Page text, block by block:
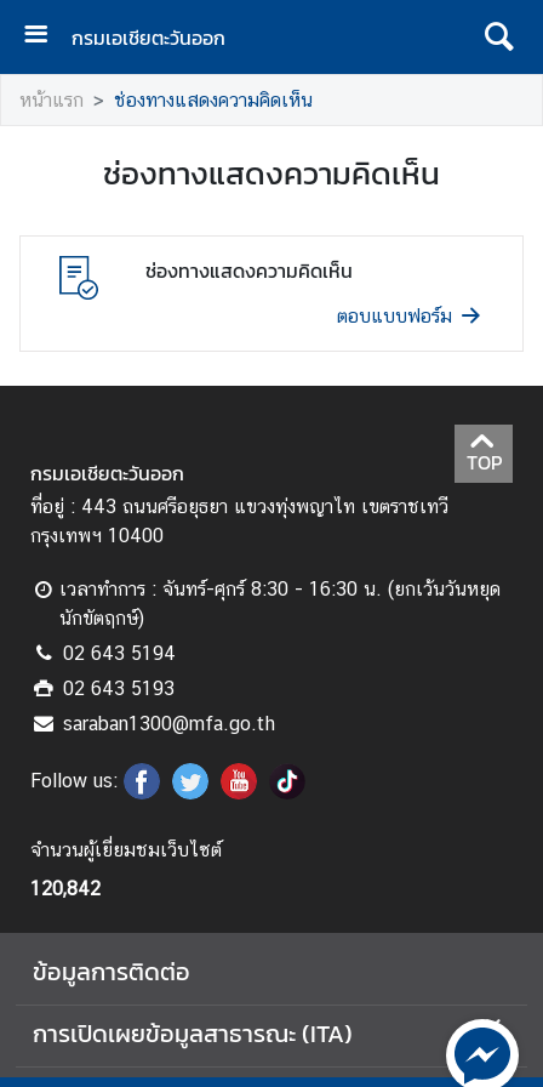
กรมเอเชียตะวันออก
ห
น้
ก
ข้
พื้
า
น
ห
ว
ย
ง
า
น
เ
ย
ว
กั
บ
ภู
มิ
ภ
หน้าแรก ช่องทางแสดงความคิดเห็น
ช่องทางแสดงความคิดเห็น
ช่องทางแสดงความคิดเห็น
ตอบแบบฟอร์ม
TOP
กรมเอเชียตะวันออก
ที่อยู่ : 443 ถนนศรีอยุธยา แขวงทุ่งพญาไท เขตราชเทวี
กรุงเทพฯ 10400
เวลาทำการ : จันทร์-ศุกร์ 8:30 - 16:30 น. (ยกเว้นวันหยุด
นักขัตฤกษ์)
02 643 5194
02 643 5193
saraban1300@mfa.go.th
Follow us:
จำนวนผู้เยี่ยมชมเว็บไซต์
120,842
ข้อมูลการติดต่อ
การเปิดเผยข้อมูลสาธารณะ (ITA)